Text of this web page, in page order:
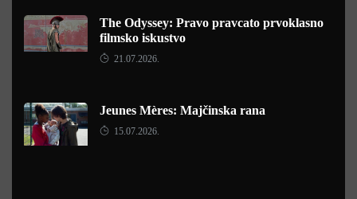
The Odyssey: Pravo pravcato prvoklasno
filmsko iskustvo
21.07.2026.
Jeunes Mères: Majčinska rana
15.07.2026.